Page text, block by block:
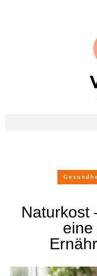
Naturkost